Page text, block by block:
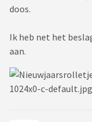
doos.
Ik heb net het
aan.